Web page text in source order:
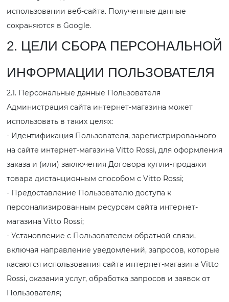
использовании веб-сайта. Полученные данные
сохраняются в Google.
2. ЦЕЛИ СБОРА ПЕРСОНАЛЬНОЙ
ИНФОРМАЦИИ ПОЛЬЗОВАТЕЛЯ
2.1. Персональные данные Пользователя
Администрация сайта интернет-магазина может
использовать в таких целях:
- Идентификация Пользователя, зарегистрированного
на сайте интернет-магазина Vitto Rossi, для оформления
заказа и (или) заключения Договора купли-продажи
товара дистанционным способом с Vitto Rossi;
- Предоставление Пользователю доступа к
персонализированным ресурсам сайта интернет-
магазина Vitto Rossi;
- Установление с Пользователем обратной связи,
включая направление уведомлений, запросов, которые
касаются использования сайта интернет-магазина Vitto
Rossi, оказания услуг, обработка запросов и заявок от
Пользователя;